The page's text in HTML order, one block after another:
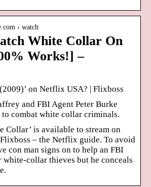
› watch
White Collar On
Works!] –
on Netflix USA? | Flixboss
and FBI Agent Peter Burke
to combat white collar criminals.
Collar’ is available to stream on
– the Netflix guide. To avoid
con man signs on to help an FBI
white-collar thieves but he conceals